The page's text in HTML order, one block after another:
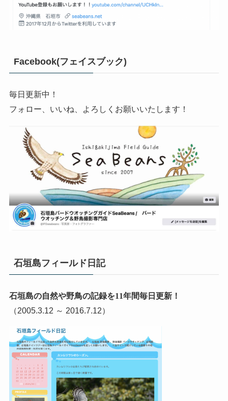
Facebook(フェイスブック)
毎日更新中！
フォロー、いいね、よろしくお願いいたします！
石垣島フィールド日記
石垣島の自然や野鳥の記録を11年間毎日更新！
（2005.3.12 ～ 2016.7.12）